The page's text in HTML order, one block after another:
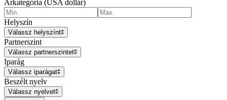
Árkategória (USA dollár)
Helyszín
Válassz helyszínt
Partnerszint
Válassz partnerszintet
Iparág
Válassz iparágat
Beszélt nyelv
Válassz nyelvet